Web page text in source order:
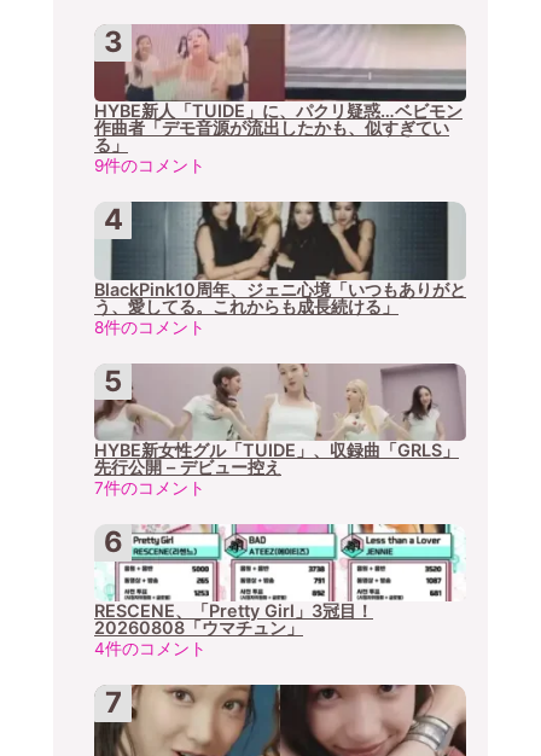
HYBE新人「TUIDE」に、パクリ疑惑…ベビモン
作曲者「デモ音源が流出したかも、似すぎてい
る」
9件のコメント
BlackPink10周年、ジェニ心境「いつもありがと
う、愛してる。これからも成長続ける」
8件のコメント
HYBE新女性グル「TUIDE」、収録曲「GRLS」
先行公開 – デビュー控え
7件のコメント
RESCENE、「Pretty Girl」3冠目！
20260808「ウマチュン」
4件のコメント